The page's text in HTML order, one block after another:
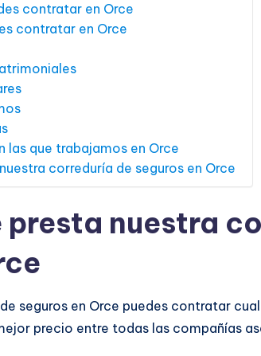
contratar en Orce
contratar en Orce
las que trabajamos en Orce
correduría de seguros en Orce
presta nuestra
seguros en Orce puedes contratar
precio entre todas las compañías